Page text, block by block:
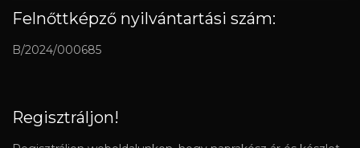
Felnőttképző nyilvántartási szám:
B/2024/000685
Regisztráljon!